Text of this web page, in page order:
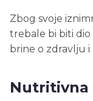
Zbog svoje
trebale bi biti
brine o zdravlju
Nutritivna